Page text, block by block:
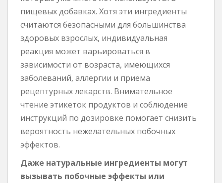
пищевых добавках. Хотя эти ингредиенты
считаются безопасными для большинства
здоровых взрослых, индивидуальная
реакция может варьироваться в
зависимости от возраста, имеющихся
заболеваний, аллергии и приема
рецептурных лекарств. Внимательное
чтение этикеток продуктов и соблюдение
инструкций по дозировке помогает снизить
вероятность нежелательных побочных
эффектов.
Даже натуральные ингредиенты могут
вызывать побочные эффекты или